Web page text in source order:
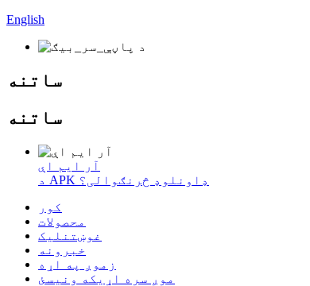
English
ساتنه
ساتنه
آر ایم اې
د APK ډاونلوډ څرنګوالی؟
کور
محصولات
غوښتنلیک
خبرونه
زموږ په اړه
موږ سره اړیکه ونیسئ